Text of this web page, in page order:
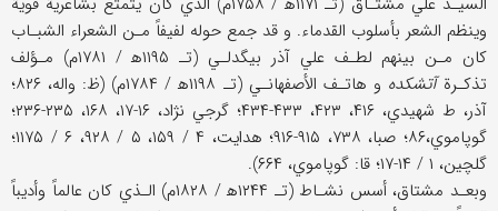
وينظم الشعر بأسلوب القدماء. و قد جمع حوله لفيفاً مـن الشعراء الشبـاب
كان مـن بينهم لطـف علي آذر بيگدلـي (تـ ۱۱۹۵ه‍ / ۱۷۸۱م) مـؤلف
تذكـرةآتشكده
و هاتـف الأصفهانـي (تـ ۱۱۹۸ه‍ / ۱۷۸۴م) (ظ: واله، ۸۲۶؛
آذر، ط شهيدي، ۴۱۶، ۴۲۳، ۴۳۳-۴۳۴؛ گرجي نژاد، ۱۶-۱۷، ۱۶۸، ۲۳۵-۲۳۶؛
گوپاموي،۸۶؛ صبا، ۷۳۸، ۹۱۵-۹۱۶؛ هدايت، ۴ / ۱۵۹، ۵ / ۹۲۸، ۶ / ۱۱۷۵؛
گلچين، ۱ / ۱۴-۱۷؛ قا: گوپاموي، ۶۶۴).
وبعـد مشتاق، أسس نشـاط (تـ ۱۲۴۴ه‍ / ۱۸۲۸م) الـذي كان عالماً وأديباً